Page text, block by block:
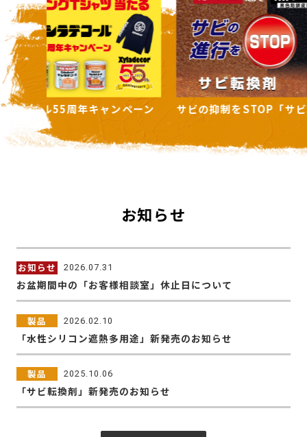
ーン サビの抑制をSTOP「サビ転換剤」
住まいの
お知らせ
お知らせ 2026.07.31
お盆期間中の「お客様相談室」休止日について
製品 2026.02.10
「水性シリコン遮熱多用途」新発売のお知らせ
製品 2025.10.06
「サビ転換剤」新発売のお知らせ